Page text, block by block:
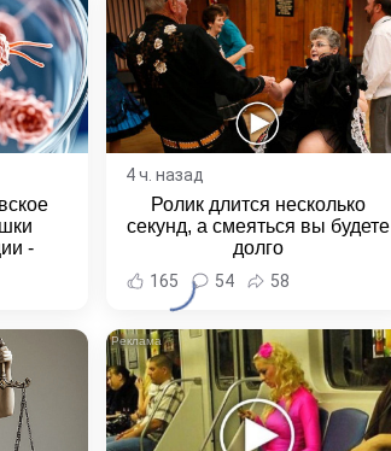
-
и
4 ч. назад
Ролик длится несколько
секунд, а смеяться вы будете
долго
165 54 58